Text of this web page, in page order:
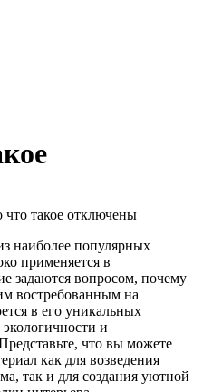
что такое отключены
наиболее популярных
применяется в
задаются вопросом, почему
востребованным на
в его уникальных
и
что вы можете
как для возведения
так и для создания уютной